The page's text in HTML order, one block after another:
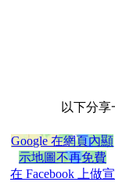
以下分
Google 在網頁內顯
示地圖不再免費
在 Facebook 上做宣